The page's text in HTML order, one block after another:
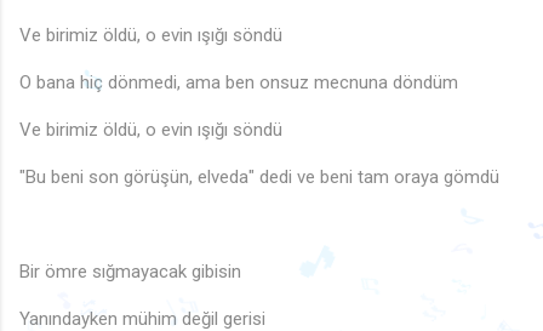
Ve birimiz öldü, o evin ışığı söndü
O bana hiç dönmedi, ama ben onsuz mecnuna döndüm
Ve birimiz öldü, o evin ışığı söndü
"Bu beni son görüşün, elveda" dedi ve beni tam oraya gömdü
Bir ömre sığmayacak gibisin
Yanındayken mühim değil gerisi